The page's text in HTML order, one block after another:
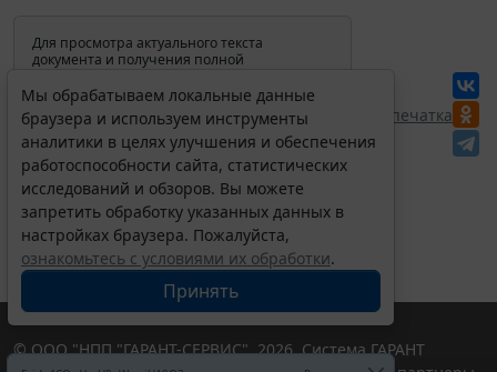
Для просмотра актуального текста
документа и получения полной
изменениях и порядке применения
документа, воспользуйтесь поиском в
Интернет-версии системы ГАРАНТ:
Перепечатка
Мы обрабатываем локальные данные
браузера и используем инструменты
аналитики в целях улучшения и обеспечения
работоспособности сайта, статистических
исследований и обзоров. Вы можете
запретить обработку указанных данных в
настройках браузера. Пожалуйста,
ознакомьтесь с условиями их обработки.
Принять
© ООО "НПП "ГАРАНТ-СЕРВИС", 2026. Система ГАРАНТ